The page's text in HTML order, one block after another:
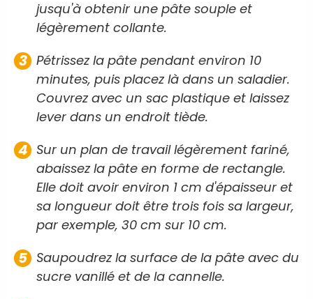
jusqu'à obtenir une pâte souple et
légèrement collante.
Pétrissez la pâte pendant environ 10
minutes, puis placez là dans un saladier.
Couvrez avec un sac plastique et laissez
lever dans un endroit tiède.
Sur un plan de travail légèrement fariné,
abaissez la pâte en forme de rectangle.
Elle doit avoir environ 1 cm d'épaisseur et
sa longueur doit être trois fois sa largeur,
par exemple, 30 cm sur 10 cm.
Saupoudrez la surface de la pâte avec du
sucre vanillé et de la cannelle.